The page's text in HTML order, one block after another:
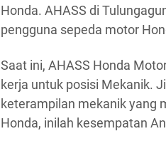
Honda. AHASS di
pengguna sepeda motor
Saat ini, AHASS Honda
kerja untuk posisi Mekanik.
keterampilan mekanik yang
Honda, inilah kesempatan